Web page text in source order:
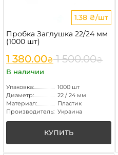
1.38 ₴/шт
Пробка Заглушка 22/24 мм
(1000 шт)
1 380.00₴ 1 500.00₴
В наличии
Упаковка:
1000 шт
Диаметр:
22 / 24 мм
Материал:
Пластик
Производитель: Украина
КУПИТЬ